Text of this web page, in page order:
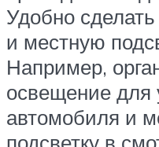
Удобно
и местную
Например,
освещение для
автомобиля и
подсветку в